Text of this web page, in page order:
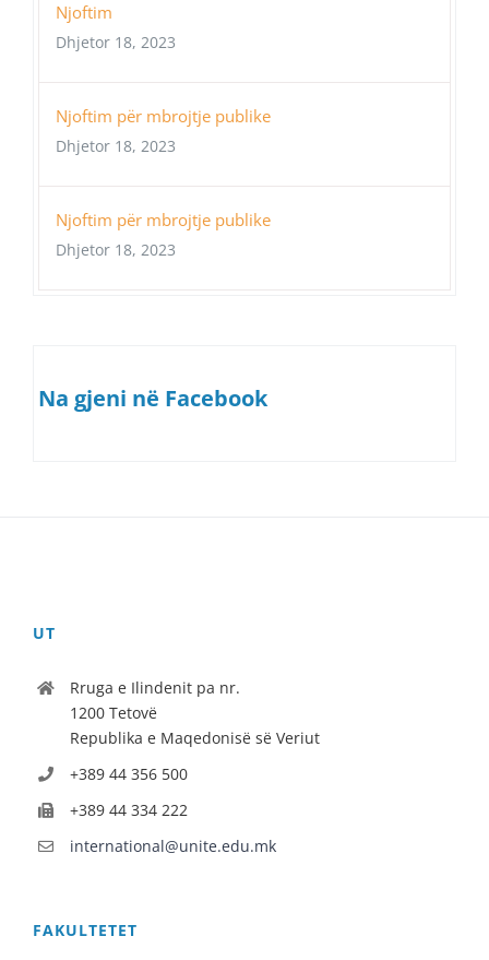
Njoftim
Dhjetor 18, 2023
Njoftim për mbrojtje publike
Dhjetor 18, 2023
Njoftim për mbrojtje publike
Dhjetor 18, 2023
Na gjeni në Facebook
UT
Rruga e Ilindenit pa nr.
1200 Tetovë
Republika e Maqedonisë së Veriut
+389 44 356 500
+389 44 334 222
international@unite.edu.mk
FAKULTETET